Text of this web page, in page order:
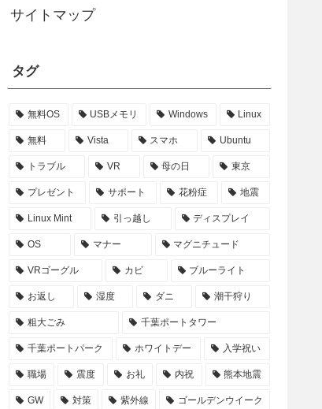
サイトマップ
タグ
無料OS USBメモリ Windows Linux
無料 Vista スマホ Ubuntu
トラブル VR 母の日 東京
プレゼント サポート 花粉症 地震
Linux Mint 引っ越し ディスプレイ
OS マナー マグニチュード
VRゴーグル カビ ブルーライト
お返し 湿度 ダニ 潮干狩り
粗大ごみ 千葉ポートタワー
千葉ポートパーク ホワイトデー 入学祝い
職場 震度 お礼 内祝 熊本地震
GW 対策 紫外線 ゴールデンウイーク